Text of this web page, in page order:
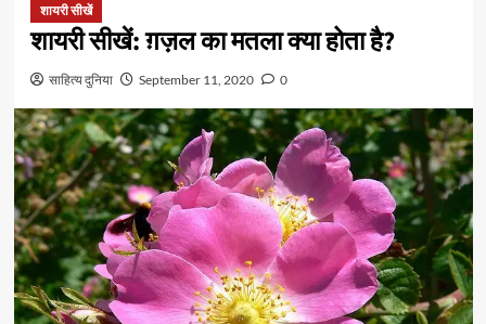
शायरी सीखें
शायरी सीखें: ग़ज़ल का मतला क्या होता है?
साहित्य दुनिया September 11, 2020 0